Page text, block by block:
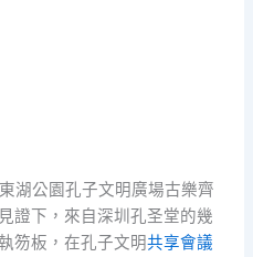
湖公園孔子文明廣場古樂齊
證下，來自深圳孔圣堂的幾
笏板，在孔子文明共享會議